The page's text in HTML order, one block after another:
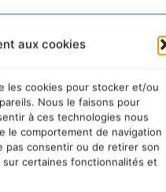
aux cookies
les cookies pour stocker et/ou
Nous le faisons pour
à ces technologies nous
le comportement de navigation
pas consentir ou de retirer son
certaines fonctionnalités et